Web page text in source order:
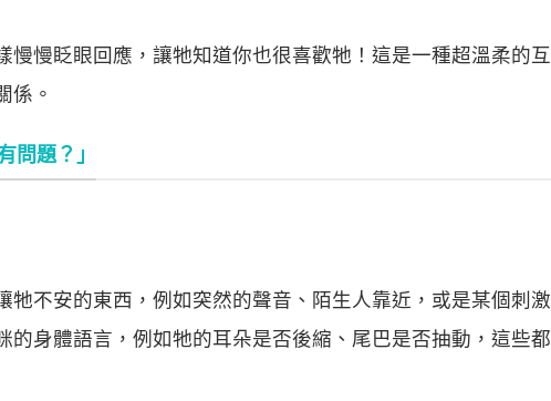
慢慢眨眼回應，讓牠知道你也很喜歡牠！這是一種超溫柔的互
係。
題？」
不安的東西，例如突然的聲音、陌生人靠近，或是某個刺激
身體語言，例如牠的耳朵是否後縮、尾巴是否抽動，這些都